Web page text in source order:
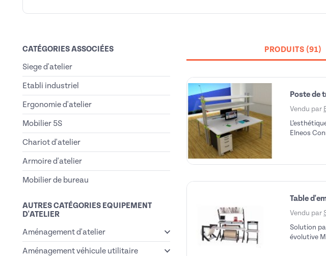
CATÉGORIES ASSOCIÉES
Siege d'atelier
Etabli industriel
Ergonomie d'atelier
Mobilier 5S
Chariot d'atelier
Armoire d'atelier
Mobilier de bureau
AUTRES CATÉGORIES EQUIPEMENT
D'ATELIER
Aménagement d'atelier
Aménagement véhicule utilitaire
PRODUITS (91)
Poste de
Vendu par
Elneos
Table
Vendu par
Solution
évolutive